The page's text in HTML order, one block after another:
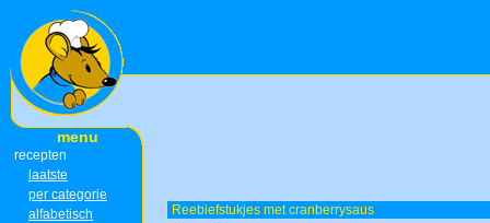
menu
recepten
laatste
per categorie
alfabetisch
Reebiefstukjes met cranberrysaus